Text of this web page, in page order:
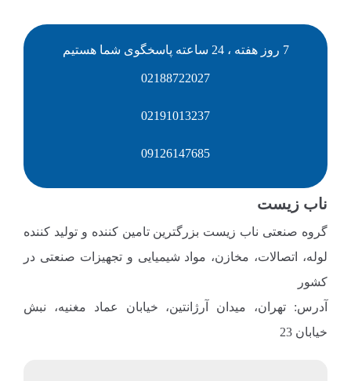
7 روز هفته ، 24 ساعته پاسخگوی شما هستیم
02188722027
02191013237
09126147685
ناب زیست
گروه صنعتی ناب زیست بزرگترین تامین کننده و تولید کننده
لوله، اتصالات، مخازن، مواد شیمیایی و تجهیزات صنعتی در
کشور
آدرس: تهران، میدان آرژانتین، خیابان عماد مغنیه، نبش
خیابان 23